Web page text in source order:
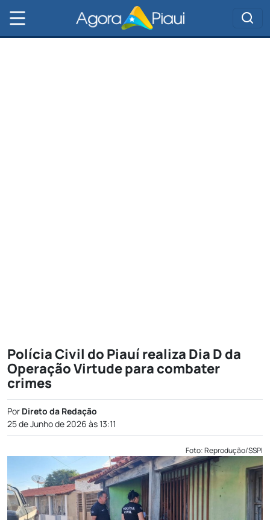
Polícia Civil do Piauí realiza Dia D da
Operação Virtude para combater
crimes
Por Direto da Redação
25 de Junho de 2026 às 13:11
Foto: Reprodução/SSPI